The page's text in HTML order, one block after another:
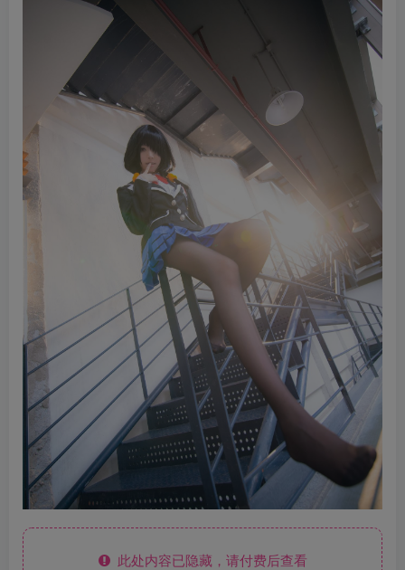
此处内容已隐藏，请付费后查看